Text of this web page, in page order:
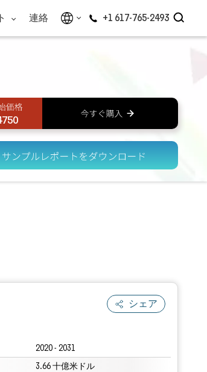
連絡 +1 617-765-2493
シェア
2020 - 2031
3.66 十億米ドル